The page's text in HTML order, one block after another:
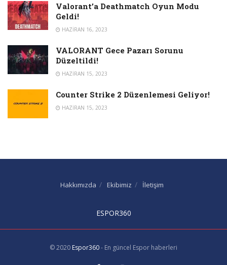
Valorant’a Deathmatch Oyun Modu
Geldi!
HAZIRAN 16, 2023
VALORANT Gece Pazarı Sorunu
Düzeltildi!
HAZIRAN 15, 2023
Counter Strike 2 Düzenlemesi Geliyor!
HAZIRAN 15, 2023
Hakkımızda Ekibimiz İletişim
ESPOR360
© 2020 Espor360- En güncel Espor haberleri